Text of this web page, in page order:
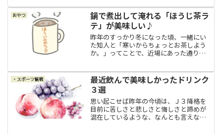
入ります！）、無性に甘いものが食べた
くてどうにも衝動が抑えら...
おやつ
鍋で煮出して淹れる「ほうじ茶ラ
テ」が美味しい♪
昨年のすっかり冬になった頃、一緒にい
た知人と「寒いからちょっとお茶しよう
か。」ってことで、近場にあった通りす
らない（緊張して入れない…が正解◎か
な。笑）だろうなぁ～と思...
・スポーツ観戦
最近飲んで美味しかったドリンク
３選
思い起こせば昨年の今頃は、Ｊ３降格を
目前に苦しさと悲しさと悔しさと諦めが
混在しているような、なんとも言えない